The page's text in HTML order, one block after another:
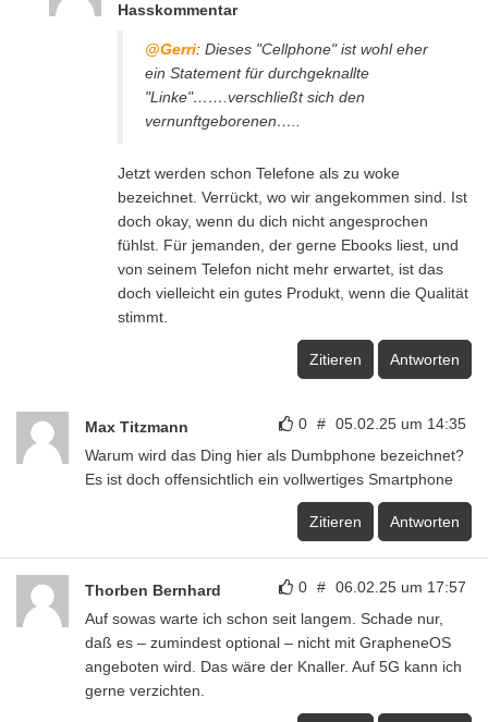
Hasskommentar
@Gerri: Dieses "Cellphone" ist wohl eher
ein Statement für durchgeknallte
"Linke"…….verschließt sich den
vernunftgeborenen…..
Jetzt werden schon Telefone als zu woke
bezeichnet. Verrückt, wo wir angekommen sind. Ist
doch okay, wenn du dich nicht angesprochen
fühlst. Für jemanden, der gerne Ebooks liest, und
von seinem Telefon nicht mehr erwartet, ist das
doch vielleicht ein gutes Produkt, wenn die Qualität
stimmt.
Zitieren Antworten
0 # 05.02.25 um 14:35
Max Titzmann
Warum wird das Ding hier als Dumbphone bezeichnet?
Es ist doch offensichtlich ein vollwertiges Smartphone
Zitieren Antworten
0 # 06.02.25 um 17:57
Thorben Bernhard
Auf sowas warte ich schon seit langem. Schade nur,
daß es – zumindest optional – nicht mit GrapheneOS
angeboten wird. Das wäre der Knaller. Auf 5G kann ich
gerne verzichten.